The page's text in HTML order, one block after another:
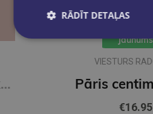
Kaucmindes pakavs
Jaunums
VIESTURS
€16.95
RĀDĪT DETAĻAS